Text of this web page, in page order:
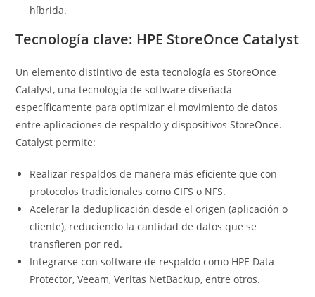
híbrida.
Tecnología clave: HPE StoreOnce Catalyst
Un elemento distintivo de esta tecnología es StoreOnce
Catalyst, una tecnología de software diseñada
específicamente para optimizar el movimiento de datos
entre aplicaciones de respaldo y dispositivos StoreOnce.
Catalyst permite:
Realizar respaldos de manera más eficiente que con
protocolos tradicionales como CIFS o NFS.
Acelerar la deduplicación desde el origen (aplicación o
cliente), reduciendo la cantidad de datos que se
transfieren por red.
Integrarse con software de respaldo como HPE Data
Protector, Veeam, Veritas NetBackup, entre otros.